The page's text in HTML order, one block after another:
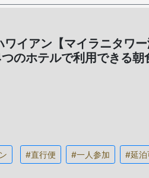
イアン【マイラニタワ
ホテルで利用できる朝
#直行便 #一人参加 #延泊